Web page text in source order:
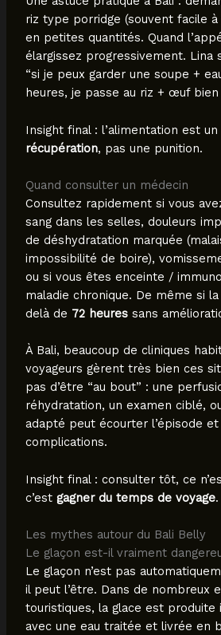
riz type porridge (souvent facile
en petites quantités. Quand
élargissez progressivement. Lina
“si je peux garder une soupe +
heures, je passe au riz + œuf bien
Insight final : l’alimentation est un
récupération, pas une punition.
Quand consulter un médecin
Consultez rapidement si vous
sang dans les selles, douleurs
de déshydratation marquée
impossibilité de boire),
ou si vous êtes enceinte /
maladie chronique. De même si
delà de 72 heuressans
À Bali, beaucoup de cliniques
voyageurs gèrent très bien ces
pas d’être “au bout” : une
réhydratation, un examen ciblé,
adapté peut écourter l’épisode
complications.
Insight final : consulter tôt, ce
c’est gagner du temps de voyage.
Les mythes autour du Bali Belly
Le glaçon est-il vraiment
Le glaçon n’est pas
il peut l’être. Dans de nombreux
touristiques, la glace est produite
avec une eau traitée et livrée en